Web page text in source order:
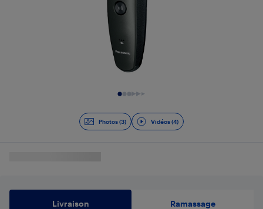
Photos (3) Vidéos (4)
Livraison Ramassage